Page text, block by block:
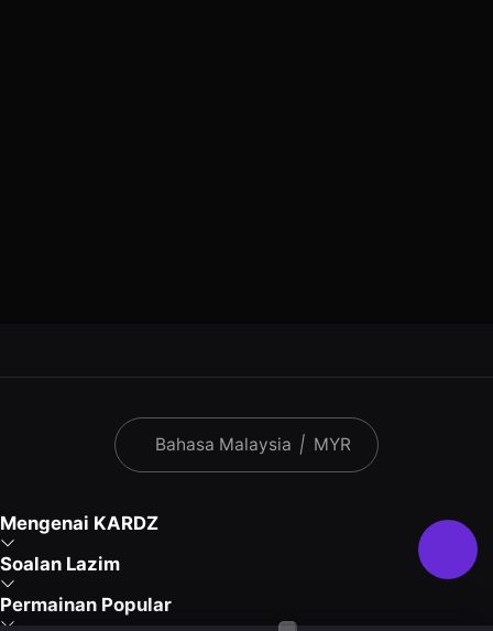
Bahasa Malaysia | MYR
Mengenai KARDZ
Soalan Lazim
Permainan Popular